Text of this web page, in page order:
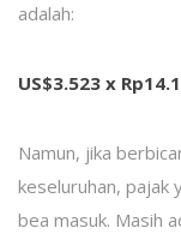
adalah:
US$3.523 x
Namun, jika
keseluruhan, pajak
bea masuk. Masih